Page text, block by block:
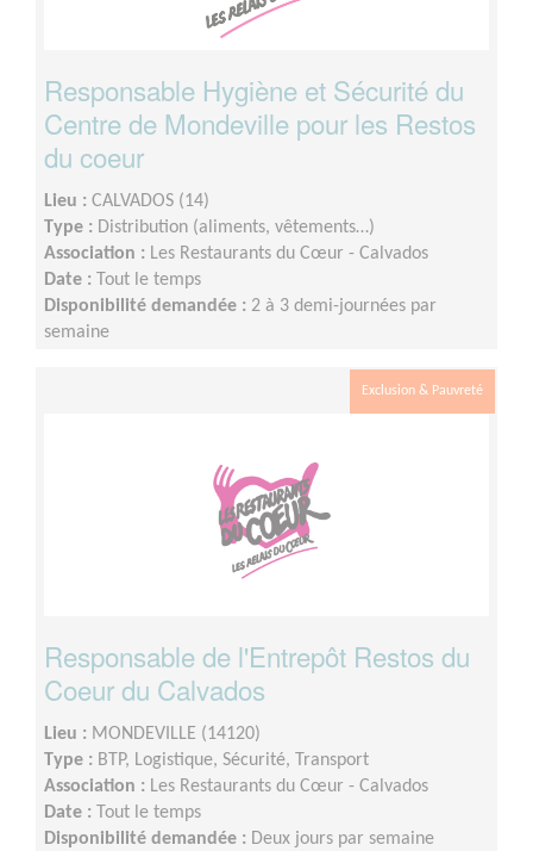
Responsable Hygiène et Sécurité du
Centre de Mondeville pour les Restos
du coeur
Lieu : CALVADOS (14)
Type : Distribution (aliments, vêtements…)
Association : Les Restaurants du Cœur - Calvados
Date : Tout le temps
Disponibilité demandée : 2 à 3 demi-journées par
semaine
Exclusion & Pauvreté
Responsable de l'Entrepôt Restos du
Coeur du Calvados
Lieu : MONDEVILLE (14120)
Type : BTP, Logistique, Sécurité, Transport
Association : Les Restaurants du Cœur - Calvados
Date : Tout le temps
Disponibilité demandée : Deux jours par semaine